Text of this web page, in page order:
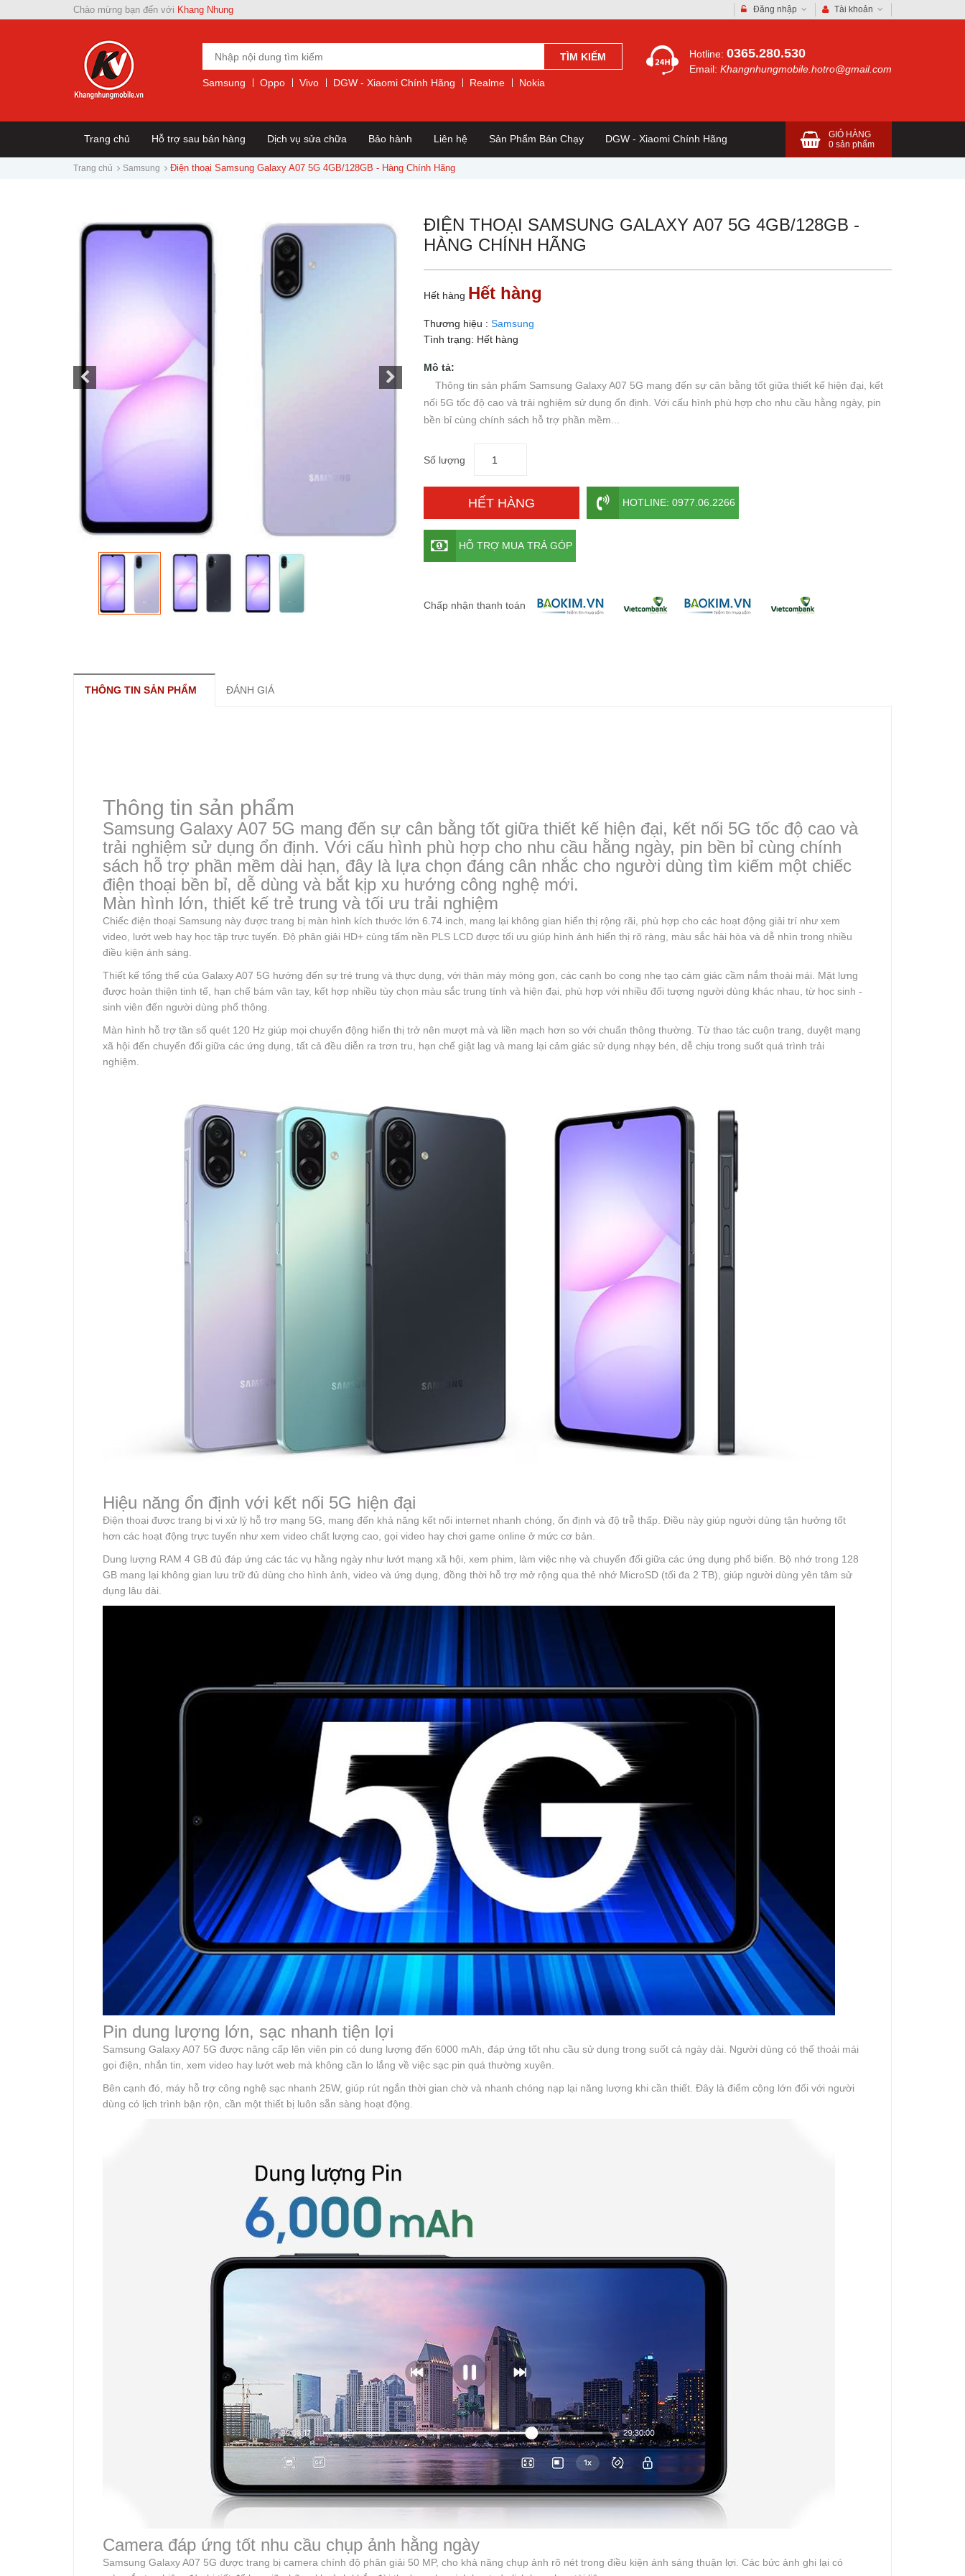
Chào mừng bạn đến với Khang Nhung Đăng nhập Tài khoản
Hotline: 0365.280.530
Email: Khangnhungmobile.hotro@gmail.com
TÌM KIẾM
Samsung Oppo Vivo DGW - Xiaomi Chính Hãng Realme Nokia
Trang chủ Hỗ trợ sau bán hàng Dịch vụ sửa chữa Bảo hành Liên hệ Sản Phẩm Bán Chạy DGW - Xiaomi Chính Hãng
GIỎ HÀNG
0 sản phẩm
Trang chủ Samsung Điện thoại Samsung Galaxy A07 5G 4GB/128GB - Hàng Chính Hãng
ĐIỆN THOẠI SAMSUNG GALAXY A07 5G 4GB/128GB -
HÀNG CHÍNH HÃNG
Hết hàng Hết hàng
Thương hiệu : Samsung
Tình trạng: Hết hàng
Mô tả:
Thông tin sản phẩm Samsung Galaxy A07 5G mang đến sự cân bằng tốt giữa thiết kế hiện đại, kết
nối 5G tốc độ cao và trải nghiệm sử dụng ổn định. Với cấu hình phù hợp cho nhu cầu hằng ngày, pin
bền bỉ cùng chính sách hỗ trợ phần mềm...
Số lượng
HẾT HÀNG HOTLINE: 0977.06.2266
HỖ TRỢ MUA TRẢ GÓP
Chấp nhận thanh toán
THÔNG TIN SẢN PHẨM ĐÁNH GIÁ
Thông tin sản phẩm
Samsung Galaxy A07 5G mang đến sự cân bằng tốt giữa thiết kế hiện đại, kết nối 5G tốc độ cao và
trải nghiệm sử dụng ổn định. Với cấu hình phù hợp cho nhu cầu hằng ngày, pin bền bỉ cùng chính
sách hỗ trợ phần mềm dài hạn, đây là lựa chọn đáng cân nhắc cho người dùng tìm kiếm một chiếc
điện thoại bền bỉ, dễ dùng và bắt kịp xu hướng công nghệ mới.
Màn hình lớn, thiết kế trẻ trung và tối ưu trải nghiệm
Chiếc điện thoại Samsung này được trang bị màn hình kích thước lớn 6.74 inch, mang lại không gian hiển thị rộng rãi, phù hợp cho các hoạt động giải trí như xem
video, lướt web hay học tập trực tuyến. Độ phân giải HD+ cùng tấm nền PLS LCD được tối ưu giúp hình ảnh hiển thị rõ ràng, màu sắc hài hòa và dễ nhìn trong nhiều
điều kiện ánh sáng.
Thiết kế tổng thể của Galaxy A07 5G hướng đến sự trẻ trung và thực dụng, với thân máy mỏng gọn, các cạnh bo cong nhẹ tạo cảm giác cầm nắm thoải mái. Mặt lưng
được hoàn thiện tinh tế, hạn chế bám vân tay, kết hợp nhiều tùy chọn màu sắc trung tính và hiện đại, phù hợp với nhiều đối tượng người dùng khác nhau, từ học sinh -
sinh viên đến người dùng phổ thông.
Màn hình hỗ trợ tần số quét 120 Hz giúp mọi chuyển động hiển thị trở nên mượt mà và liền mạch hơn so với chuẩn thông thường. Từ thao tác cuộn trang, duyệt mạng
xã hội đến chuyển đổi giữa các ứng dụng, tất cả đều diễn ra trơn tru, hạn chế giật lag và mang lại cảm giác sử dụng nhạy bén, dễ chịu trong suốt quá trình trải
nghiệm.
Hiệu năng ổn định với kết nối 5G hiện đại
Điện thoại được trang bị vi xử lý hỗ trợ mạng 5G, mang đến khả năng kết nối internet nhanh chóng, ổn định và độ trễ thấp. Điều này giúp người dùng tận hưởng tốt
hơn các hoạt động trực tuyến như xem video chất lượng cao, gọi video hay chơi game online ở mức cơ bản.
Dung lượng RAM 4 GB đủ đáp ứng các tác vụ hằng ngày như lướt mạng xã hội, xem phim, làm việc nhẹ và chuyển đổi giữa các ứng dụng phổ biến. Bộ nhớ trong 128
GB mang lại không gian lưu trữ đủ dùng cho hình ảnh, video và ứng dụng, đồng thời hỗ trợ mở rộng qua thẻ nhớ MicroSD (tối đa 2 TB), giúp người dùng yên tâm sử
dụng lâu dài.
Pin dung lượng lớn, sạc nhanh tiện lợi
Samsung Galaxy A07 5G được nâng cấp lên viên pin có dung lượng đến 6000 mAh, đáp ứng tốt nhu cầu sử dụng trong suốt cả ngày dài. Người dùng có thể thoải mái
gọi điện, nhắn tin, xem video hay lướt web mà không cần lo lắng về việc sạc pin quá thường xuyên.
Bên cạnh đó, máy hỗ trợ công nghệ sạc nhanh 25W, giúp rút ngắn thời gian chờ và nhanh chóng nạp lại năng lượng khi cần thiết. Đây là điểm cộng lớn đối với người
dùng có lịch trình bận rộn, cần một thiết bị luôn sẵn sàng hoạt động.
Camera đáp ứng tốt nhu cầu chụp ảnh hằng ngày
Samsung Galaxy A07 5G được trang bị camera chính độ phân giải 50 MP, cho khả năng chụp ảnh rõ nét trong điều kiện ánh sáng thuận lợi. Các bức ảnh ghi lại có